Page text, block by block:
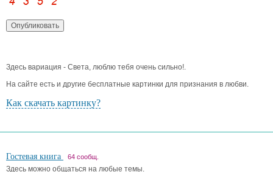
Здесь вариация - Света, люблю тебя очень сильно!.
На сайте есть и другие бесплатные картинки для признания в любви.
Как скачать картинку?
Гостевая книга 64 сообщ.
Здесь можно общаться на любые темы.